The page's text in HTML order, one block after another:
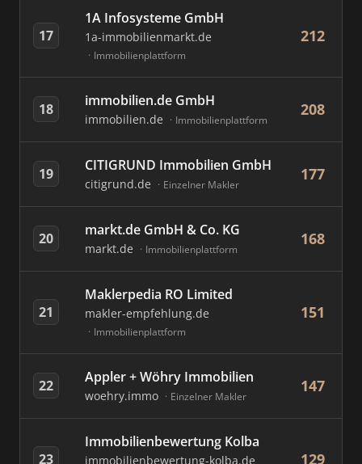
17
1A Infosysteme GmbH
1a-immobilienmarkt.de
Immobilienplattform
212
18 immobilien.de GmbH
immobilien.de Immobilienplattform
208
19 CITIGRUND Immobilien GmbH
citigrund.de Einzelner Makler
177
20 markt.de GmbH & Co. KG
markt.de Immobilienplattform
168
21
Maklerpedia RO Limited
makler-empfehlung.de
Immobilienplattform
151
22 Appler + Wöhry Immobilien
woehry.immo Einzelner Makler
147
23
Immobilienbewertung Kolba
immobilienbewertung-kolba.de 129